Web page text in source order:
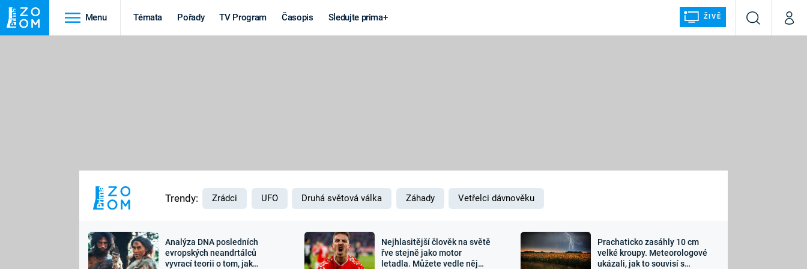
Menu Témata Pořady TV Program Časopis Sledujte prima+ ŽIVĚ
VyhledáváníMůj
MARS
Výročí
Záhady a
Zajímavosti Sledujte nás
Trendy: Zrádci UFO Druhá světová válka Záhady Vetřelci dávnověku
Analýza DNA posledních
evropských neandrtálců
vyvrací teorii o tom, jak
Nejhlasitější člověk na světě
řve stejně jako motor
letadla. Můžete vedle něj
Prachaticko zasáhly 10 cm
velké kroupy. Meteorologové
ukázali, jak to souvisí s